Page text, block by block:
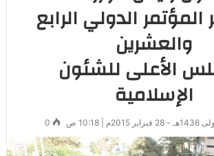
الدولي الرابع
والعشرين
الأعلى للشئون
الإسلامية
0